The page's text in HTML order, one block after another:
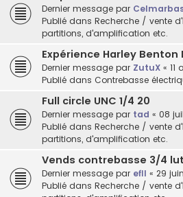
Dernier message par
Publié dans Recherche / vente
partitions, d'amplification etc.
Expérience Harley Benton
Dernier message par ZutuX « 11
Publié dans Contrebasse
Full circle UNC 1/4 20
Dernier message par tad « 08
Publié dans Recherche / vente
partitions, d'amplification etc.
Vends contrebasse 3/4
Dernier message par efll « 29
Publié dans Recherche / vente